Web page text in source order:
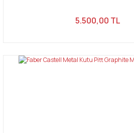
5.500,00 TL